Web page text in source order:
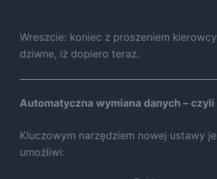
Wreszcie: koniec z proszeniem
dziwne, iż dopiero teraz.
Automatyczna wymiana danych –
Kluczowym narzędziem nowej ustawy
umożliwi: